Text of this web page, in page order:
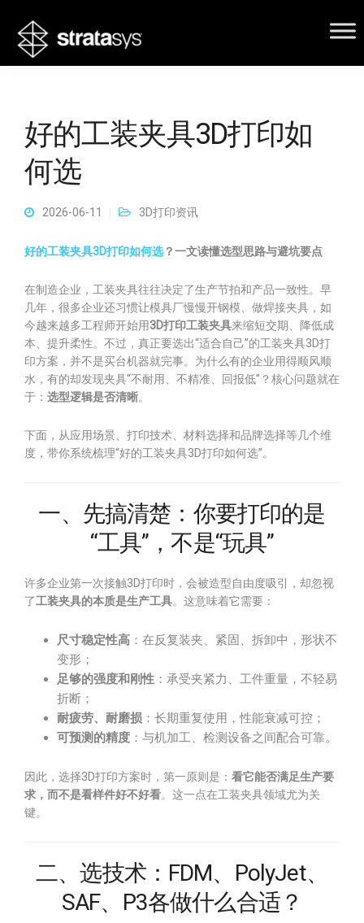
好的工装夹具3D打印如
何选
2026-06-11 3D打印资讯
好的工装夹具3D打印如何选？一文读懂选型思路与避坑要点
在制造企业，工装夹具往往决定了生产节拍和产品一致性。早
几年，很多企业还习惯让模具厂慢慢开钢模、做焊接夹具，如
今越来越多工程师开始用3D打印工装夹具来缩短交期、降低成
本、提升柔性。不过，真正要选出“适合自己”的工装夹具3D打
印方案，并不是买台机器就完事。为什么有的企业用得顺风顺
水，有的却发现夹具“不耐用、不精准、回报低”？核心问题就在
于： 选型逻辑是否清晰。
下面，从应用场景、打印技术、材料选择和品牌选择等几个维
度，带你系统梳理“好的工装夹具3D打印如何选”。
一、先搞清楚：你要打印的是
“工具”，不是“玩具”
许多企业第一次接触3D打印时，会被造型自由度吸引，却忽视
了工装夹具的本质是生产工具。这意味着它需要：
尺寸稳定性高 ：在反复装夹、紧固、拆卸中，形状不
变形；
足够的强度和刚性 ：承受夹紧力、工件重量，不轻易
折断；
耐疲劳、耐磨损 ：长期重复使用，性能衰减可控；
可预测的精度 ：与机加工、检测设备之间配合可靠。
因此，选择3D打印方案时，第一原则是： 看它能否满足生产要
求，而不是看样件好不好看。这一点在工装夹具领域尤为关
键。
二、选技术：FDM、PolyJet、
SAF、P3各做什么合适？